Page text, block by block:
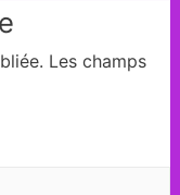
Les champs